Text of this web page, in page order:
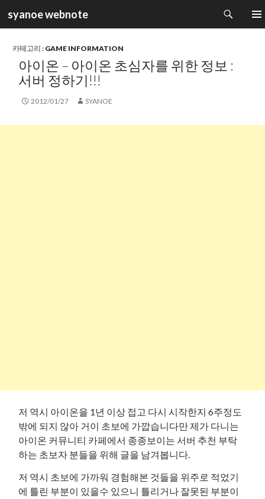
syanoe webnote
색
츠카테고리 : GAME INFORMATION
아이온 – 아이온 초심자를 위한 정보 :
서버 정하기!!!
2012/01/27 SYANOE
저 역시 아이온을 1년 이상 접고 다시 시작한지 6주정도
밖에 되지 않아 거이 초보에 가깝습니다만 제가 다니는
아이온 커뮤니티 카페에서 종종보이는 서버 추천 부탁
하는 초보자 분들을 위해 글을 남겨봅니다.
저 역시 초보에 가까워 경험해본 것들을 위주로 적었기
에 틀린 부분이 있을수 있으니 틀리거나 잘못된 부분이